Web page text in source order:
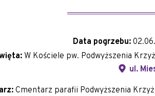
Data pogrzebu:
W Kościele pw. Podwyższenia
ul.
Cmentarz parafii Podwyższenia